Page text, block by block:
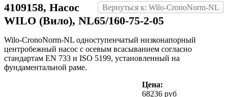
Вернуться к: Wilo-CronoNorm-NL
4109158, Насос
WILO (Вило), NL65/160-75-2-05
Wilo-CronoNorm-NL одноступенчатый низконапорный
центробежный насос с осевым всасыванием согласно
стандартам EN 733 и ISO 5199, установленный на
фундаментальной раме.
Цена:
68236 руб